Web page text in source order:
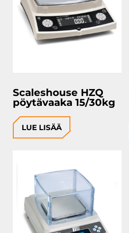
Scaleshouse HZQ
pöytävaaka 15/30kg
LUE LISÄÄ